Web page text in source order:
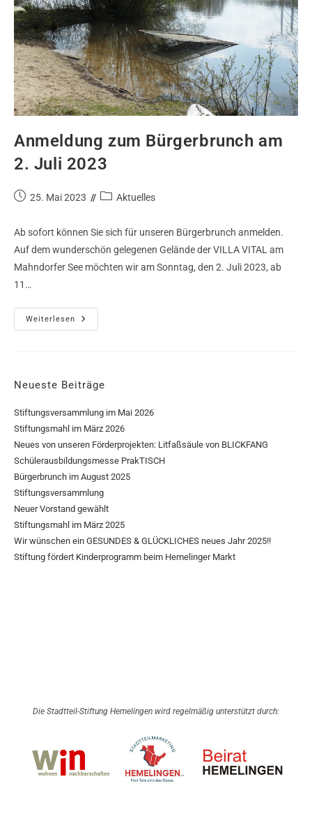
Anmeldung zum Bürgerbrunch am
2. Juli 2023
25. Mai 2023 Aktuelles
Ab sofort können Sie sich für unseren Bürgerbrunch anmelden.
Auf dem wunderschön gelegenen Gelände der VILLA VITAL am
Mahndorfer See möchten wir am Sonntag, den 2. Juli 2023, ab
11…
Weiterlesen
Neueste Beiträge
Stiftungsversammlung im Mai 2026
Stiftungsmahl im März 2026
Neues von unseren Förderprojekten: Litfaßsäule von BLICKFANG
Schülerausbildungsmesse PrakTISCH
Bürgerbrunch im August 2025
Stiftungsversammlung
Neuer Vorstand gewählt
Stiftungsmahl im März 2025
Wir wünschen ein GESUNDES & GLÜCKLICHES neues Jahr 2025!!
Stiftung fördert Kinderprogramm beim Hemelinger Markt
Die Stadtteil-Stiftung Hemelingen wird regelmäßig unterstützt durch: